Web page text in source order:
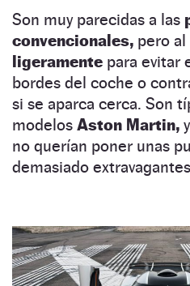
Son muy parecidas a las
convencionales, pero al
ligeramente para evitar
bordes del coche o
si se aparca cerca. Son
modelos Aston Martin,
no querían poner unas
demasiado